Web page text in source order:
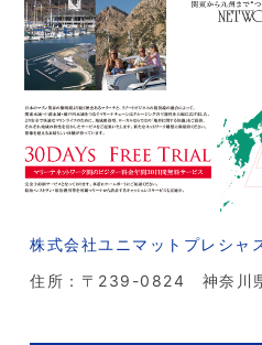
株式会社ユニマットプレシャ
住所：〒239-0824 神奈川